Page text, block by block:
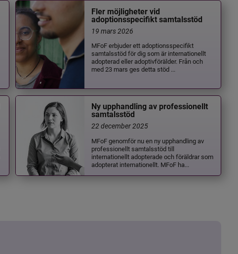
Fler möjligheter vid
adoptionsspecifikt samtalsstöd
19 mars 2026
MFoF erbjuder ett adoptionsspecifikt
samtalsstöd för dig som är internationellt
adopterad eller adoptivförälder. Från och
med 23 mars ges detta stöd ...
Ny upphandling av professionellt
samtalsstöd
22 december 2025
MFoF genomför nu en ny upphandling av
professionellt samtalsstöd till
internationellt adopterade och föräldrar som
adopterat internationellt. MFoF ha...